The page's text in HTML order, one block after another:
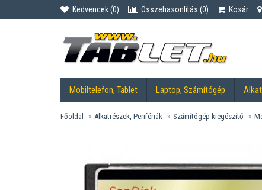
Kedvencek (0) Összehasonlítás (0) Kosár
Mobiltelefon, Tablet Laptop, Számítógép
Főoldal Alkatrészek, Perifériák Számítógép kiegészítő